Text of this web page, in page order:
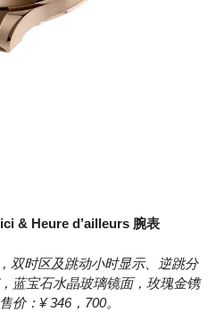
& Heure d’ailleurs 腕表
双时区及跳动小时显示、逆跳分
蓝宝石水晶玻璃镜面，玫瑰金镌
价：¥ 346，700。